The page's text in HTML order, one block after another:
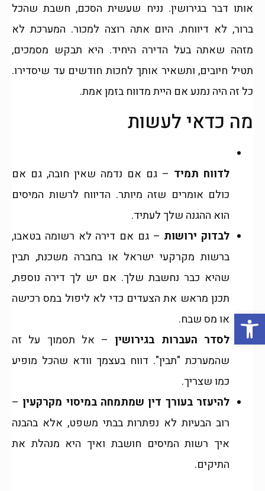
אותו דבר בגירושין. נניח שעשית הסכם, חשבת שהכל
ברור, לא דיווחת. היום אתה רוצה למכור. המערכת לא
מזהה שאתה בעל הדירה היחיד. היא תבקש מסמכים,
תטיל חיובים, ותשאיר אותך לחכות חודשים עד שיסדירו.
כל זה היה נמנע אם היית מדווח בזמן אמת.
מה כדאי לעשות
לדווח תמיד – גם אם נדמה שאין חובה, גם אם
כולם אומרים שזה מיותר. הדיווח לרשות המיסים
הוא ההגנה שלך לעתיד.
לבדוק ירושות – גם אם דירה לא רשומה בטאבו,
ברשות מקרקעי ישראל או בחברה משכנת, תבין
שהיא כבר נחשבת שלך. אם יש לך דירה נוספת,
תכנן מראש את הצעדים כדי לא ליפול במס רכישה
או מס שבח.
לסדר העברות בגירושין – אל תסמוך על זה
שהמערכת "תבין". דווח בעצמך וודא שהכל מופיע
כמו שצריך.
להיעזר בעורך דין שמתמחה במיסוי מקרקעין –
רוב הבעיות לא נפתרות בבתי משפט, אלא בהבנה
איך רשות המיסים חושבת ואיך היא מנהלת את
התיקים.
פתח סרגל נגישות